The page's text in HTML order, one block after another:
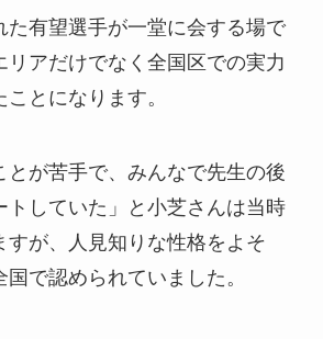
た有望選手が一堂に会する場で
リアだけでなく全国区での実力
とになります。
とが苦手で、みんなで先生の後
トしていた」と小芝さんは当時
すが、人見知りな性格をよそ
で認められていました。